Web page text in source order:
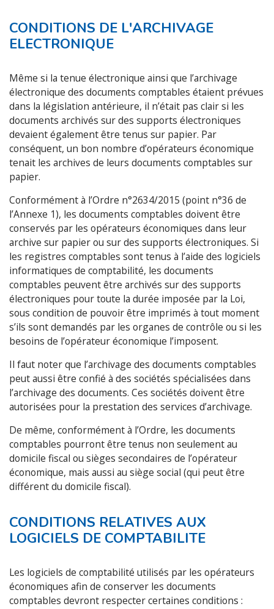
CONDITIONS DE L'ARCHIVAGE
ELECTRONIQUE
Même si la tenue électronique ainsi que l’archivage
électronique des documents comptables étaient prévues
dans la législation antérieure, il n’était pas clair si les
documents archivés sur des supports électroniques
devaient également être tenus sur papier. Par
conséquent, un bon nombre d’opérateurs économique
tenait les archives de leurs documents comptables sur
papier.
Conformément à l’Ordre n°2634/2015 (point n°36 de
l’Annexe 1), les documents comptables doivent être
conservés par les opérateurs économiques dans leur
archive sur papier ou sur des supports électroniques. Si
les registres comptables sont tenus à l’aide des logiciels
informatiques de comptabilité, les documents
comptables peuvent être archivés sur des supports
électroniques pour toute la durée imposée par la Loi,
sous condition de pouvoir être imprimés à tout moment
s’ils sont demandés par les organes de contrôle ou si les
besoins de l’opérateur économique l’imposent.
Il faut noter que l’archivage des documents comptables
peut aussi être confié à des sociétés spécialisées dans
l’archivage des documents. Ces sociétés doivent être
autorisées pour la prestation des services d’archivage.
De même, conformément à l’Ordre, les documents
comptables pourront être tenus non seulement au
domicile fiscal ou sièges secondaires de l’opérateur
économique, mais aussi au siège social (qui peut être
différent du domicile fiscal).
CONDITIONS RELATIVES AUX
LOGICIELS DE COMPTABILITE
Les logiciels de comptabilité utilisés par les opérateurs
économiques afin de conserver les documents
comptables devront respecter certaines conditions :